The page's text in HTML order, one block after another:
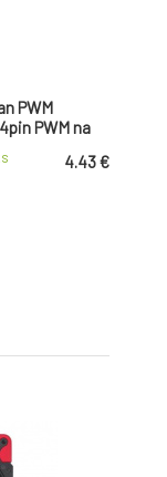
PWM
PWM na
4.43 €